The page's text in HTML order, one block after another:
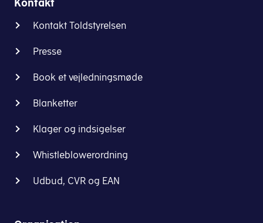
Kontakt
Kontakt Toldstyrelsen
Presse
Book et vejledningsmøde
Blanketter
Klager og indsigelser
Whistleblowerordning
Udbud, CVR og EAN